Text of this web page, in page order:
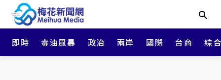
即時 毒油風暴 政治 兩岸 國際 台商 綜